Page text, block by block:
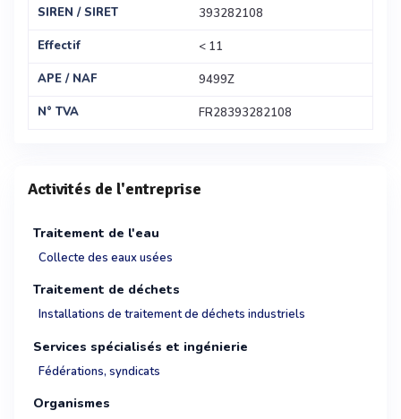
SIREN / SIRET
393282108
Effectif
< 11
APE / NAF
9499Z
N° TVA
FR28393282108
Activités de l'entreprise
Traitement de l'eau
Collecte des eaux usées
Traitement de déchets
Installations de traitement de déchets industriels
Services spécialisés et ingénierie
Fédérations, syndicats
Organismes